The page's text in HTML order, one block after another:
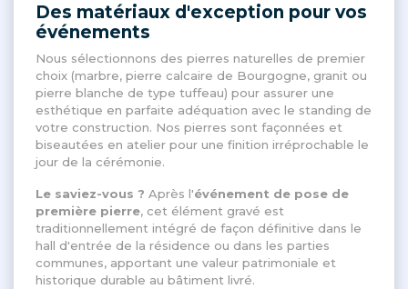
Des matériaux d'exception pour vos
événements
Nous sélectionnons des pierres naturelles de premier
choix (marbre, pierre calcaire de Bourgogne, granit ou
pierre blanche de type tuffeau) pour assurer une
esthétique en parfaite adéquation avec le standing de
votre construction. Nos pierres sont façonnées et
biseautées en atelier pour une finition irréprochable le
jour de la cérémonie.
Le saviez-vous ? Après l'événement de pose de
première pierre, cet élément gravé est
traditionnellement intégré de façon définitive dans le
hall d'entrée de la résidence ou dans les parties
communes, apportant une valeur patrimoniale et
historique durable au bâtiment livré.